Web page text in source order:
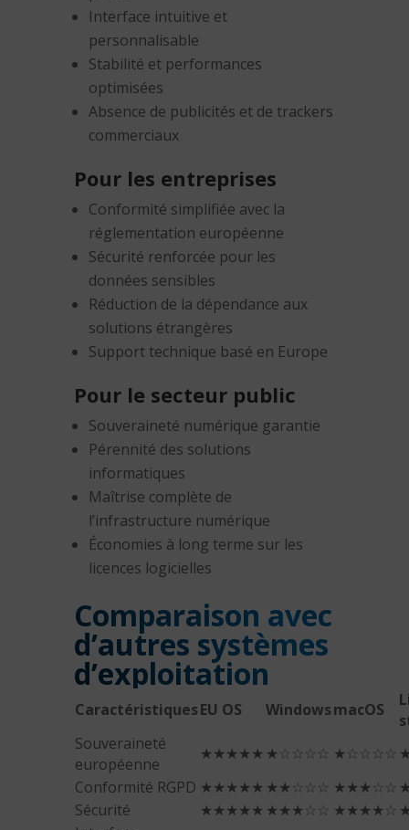
Interface intuitive et
personnalisable
Stabilité et performances
optimisées
Absence de publicités et de trackers
commerciaux
Pour les entreprises
Conformité simplifiée avec la
réglementation européenne
Sécurité renforcée pour les
données sensibles
Réduction de la dépendance aux
solutions étrangères
Support technique basé en Europe
Pour le secteur public
Souveraineté numérique garantie
Pérennité des solutions
informatiques
Maîtrise complète de
l’infrastructure numérique
Économies à long terme sur les
licences logicielles
Comparaison avec
d’autres systèmes
d’exploitation
CaractéristiquesEU OS WindowsmacOS
Souveraineté
européenne
★★★★★ ★☆☆☆☆ ★☆☆☆☆
Conformité RGPD ★★★★★ ★★☆☆☆ ★★★☆☆
Sécurité
★★★★★ ★★★☆☆ ★★★★☆